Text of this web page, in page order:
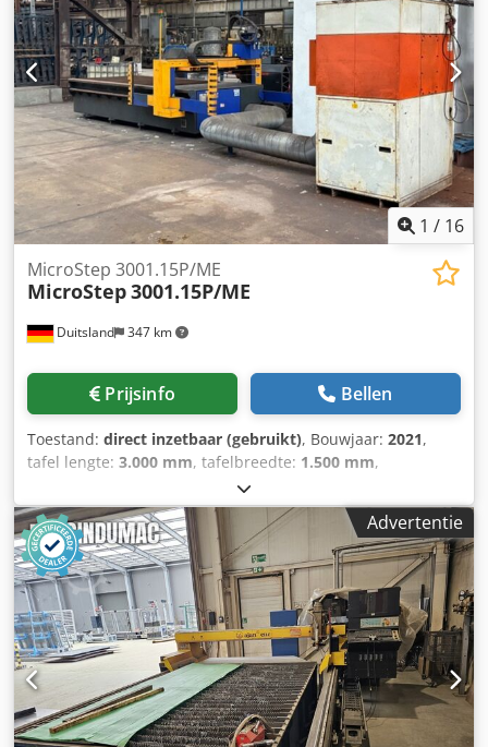
1 / 16
Duitsland 347 km
MicroStep 3001.15P/ME
MicroStep3001.15P/ME
Prijsinfo Bellen
Toestand: direct inzetbaar (gebruikt), Bouwjaar: 2021,
tafel lengte: 3.000 mm, tafelbreedte: 1.500 mm,
3.000 mm
1.500 mm, controllerfabrikant:MicroStep, controller
model:iMSNC, aantal assen:
, Deze 3-assige MicroStep
3001.15P/ME-plasmasnijmachine is in 2021 geproduceerd.
De machine heeft een werkgebied van 1500 x 3000 mm en
is daarmee ideaal voor nauwkeurige en grootschalige
snijwerkzaamheden. Als u op zoek bent naar
hoogwaardige snijcapaciteiten, overweeg dan de
MicroStep 3001.15P/ME-machine die wij te koop
aanbieden. Neem contact met ons op voor meer
informatie. MasterCut Compact 3001.15P/Me Ca. 3.000 x
1.500 mm Stevige constructie Materiaaldikte tot 100 mm
Advertentie